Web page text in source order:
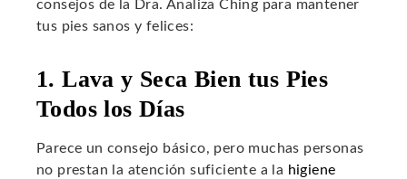
consejos de la Dra. Analiza Ching para mantener
tus pies sanos y felices:
1. Lava y Seca Bien tus Pies
Todos los Días
Parece un consejo básico, pero muchas personas
no prestan la atención suficiente a la higiene